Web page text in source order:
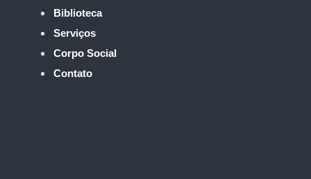
Biblioteca
Serviços
Corpo Social
Contato